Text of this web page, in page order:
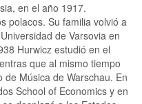
en el año 1917.
polacos. Su familia volvió a
de Varsovia en
Hurwicz estudió en el
que al mismo tiempo
Música de Warschau. En
School of Economics y en